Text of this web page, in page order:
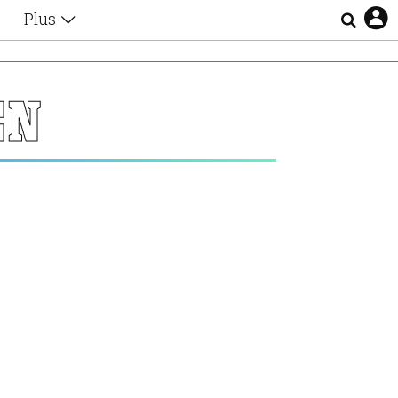
Plus
Αφιερώματα
Ζώδια